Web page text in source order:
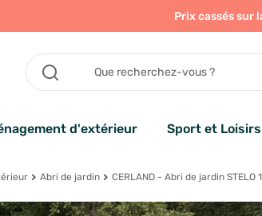
Prix cassés sur
d'extérieur Sport et Loisirs
Abri de jardin CERLAND - Abri de jardin STELO